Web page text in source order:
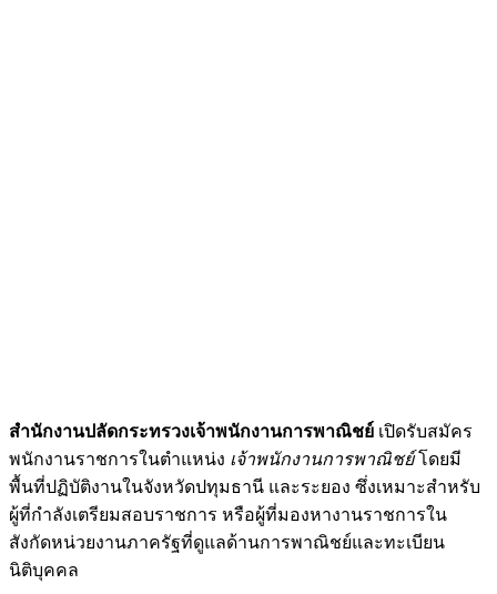
สำนักงานปลัดกระทรวงเจ้าพนักงานการพาณิชย์ เปิดรับสมัคร
พนักงานราชการในตำแหน่ง เจ้าพนักงานการพาณิชย์โดยมี
พื้นที่ปฏิบัติงานในจังหวัดปทุมธานี และระยอง ซึ่งเหมาะสำหรับ
ผู้ที่กำลังเตรียมสอบราชการ หรือผู้ที่มองหางานราชการใน
สังกัดหน่วยงานภาครัฐที่ดูแลด้านการพาณิชย์และทะเบียน
นิติบุคคล